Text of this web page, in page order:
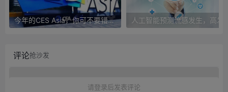
今年的CES Asia，你可不要错过这些自动驾驶看点
评论抢沙发
请登录后发表评论